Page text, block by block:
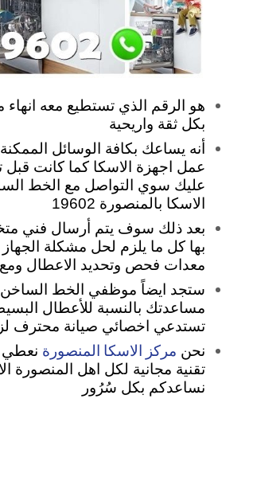
هو الرقم الذي تستطيع معه
بكل ثقة واريحية
أنه يساعك بكافة الوسائل
عمل اجهزة الاسكا كما كانت قبل
عليك سوي التواصل مع الخط
الاسكا بالمنصورة 19602
بعد ذلك سوف يتم أرسال فني
بها كل ما يلزم لحل مشكلة الجهاز
معدات فحص وتحديد الاعطال
ستجد ايضاً موظفي الخط
مساعدتك بالنسبة للأعطال
تستدعي اخصائي صيانة محترف
نحن مركز الاسكا المنصورة نعطي
تقنية مجانية لكل اهل المنصورة
نساعدكم بكل سُرُور